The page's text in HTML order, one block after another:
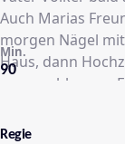
Auch Marias
morgen Nägel
Haus, dann
ausgeschlossen.
90
Min.
Regie